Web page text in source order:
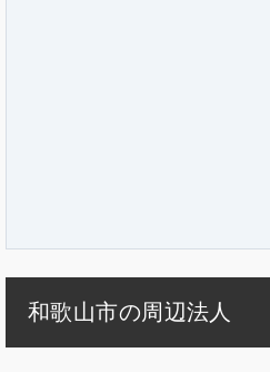
和歌山市の周辺法人